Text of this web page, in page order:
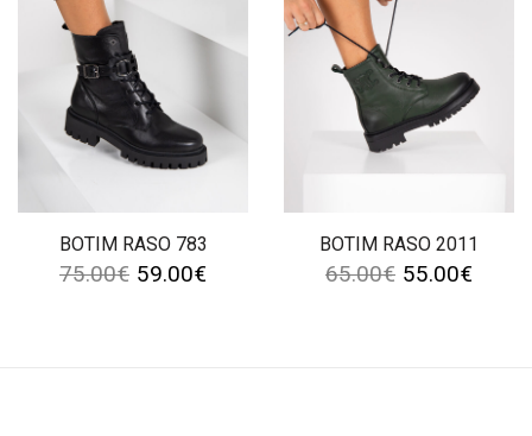
BOTIM RASO 783
75.00€ 59.00€
BOTIM RASO 2011
65.00€ 55.00€